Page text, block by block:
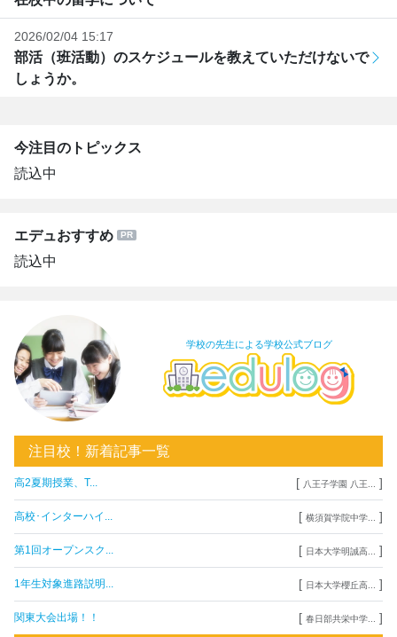
2026/02/04 15:17
部活（班活動）のスケジュールを教えていただけないで
しょうか。
今注目のトピックス
読込中
エデュおすすめ
読込中
学校の先生による学校公式ブログ
注目校！新着記事一覧
高2夏期授業、T... [ 八王子学園 八王... ]
高校･インターハイ... [ 横須賀学院中学... ]
第1回オープンスク... [ 日本大学明誠高... ]
1年生対象進路説明... [ 日本大学櫻丘高... ]
関東大会出場！！ [ 春日部共栄中学... ]